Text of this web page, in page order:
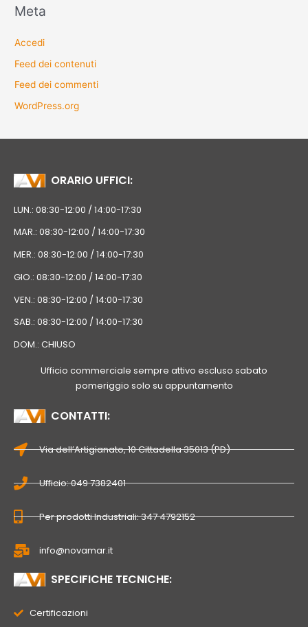
Meta
Accedi
Feed dei contenuti
Feed dei commenti
WordPress.org
ORARIO UFFICI:
LUN.: 08:30-12:00 / 14:00-17:30
MAR.: 08:30-12:00 / 14:00-17:30
MER.: 08:30-12:00 / 14:00-17:30
GIO.: 08:30-12:00 / 14:00-17:30
VEN.: 08:30-12:00 / 14:00-17:30
SAB.: 08:30-12:00 / 14:00-17:30
DOM.: CHIUSO
Ufficio commerciale sempre attivo escluso sabato
pomeriggio solo su appuntamento
CONTATTI:
Via dell’Artigianato, 10 Cittadella 35013 (PD)
Ufficio: 049 7382401
Per prodotti Industriali: 347 4792152
info@novamar.it
SPECIFICHE TECNICHE:
Certificazioni